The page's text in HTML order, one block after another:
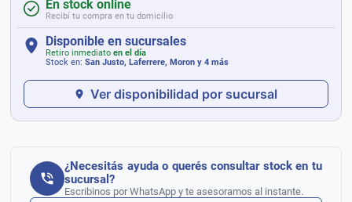
En stock online
Recibí tu compra en tu domicilio
Disponible en sucursales
Retiro inmediato en el día
Stock en: San Justo, Laferrere, Moron y 4 más
Ver disponibilidad por sucursal
¿Necesitás ayuda o querés consultar stock en tu
sucursal?
Escribinos por WhatsApp y te asesoramos al instante.